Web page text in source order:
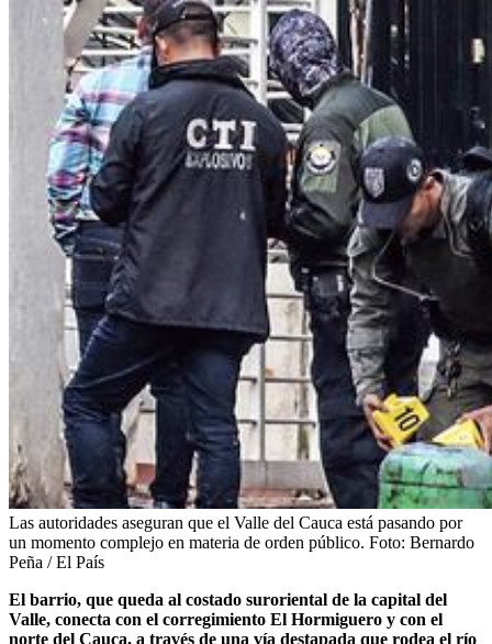
Las autoridades aseguran que el Valle del Cauca está pasando por
un momento complejo en materia de orden público. Foto: Bernardo
Peña / El País
El barrio, que queda al costado suroriental de la capital del
Valle, conecta con el corregimiento El Hormiguero y con el
norte del Cauca, a través de una vía destapada que rodea el río